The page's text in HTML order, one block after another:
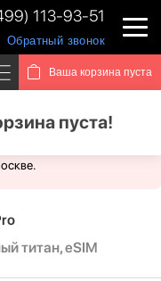
113-93-51
Обратный звонок
Ваша корзина пуста
пуста!
Для Вас доступен
титан, eSIM